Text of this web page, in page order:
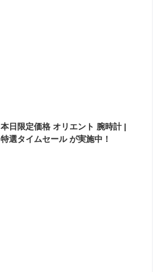
本日限定価格 オリエント 腕時計 |
特選タイムセール が実施中！